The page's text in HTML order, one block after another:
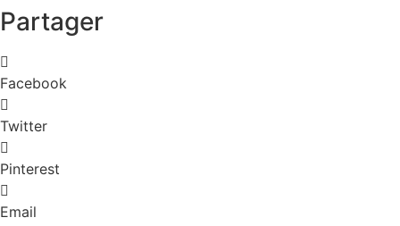
Partager
Facebook
Twitter
Pinterest
Email